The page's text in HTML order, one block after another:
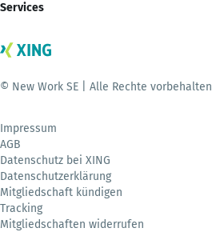
Services
© New Work SE | Alle Rechte vorbehalten
Impressum
AGB
Datenschutz bei XING
Datenschutzerklärung
Mitgliedschaft kündigen
Tracking
Mitgliedschaften widerrufen